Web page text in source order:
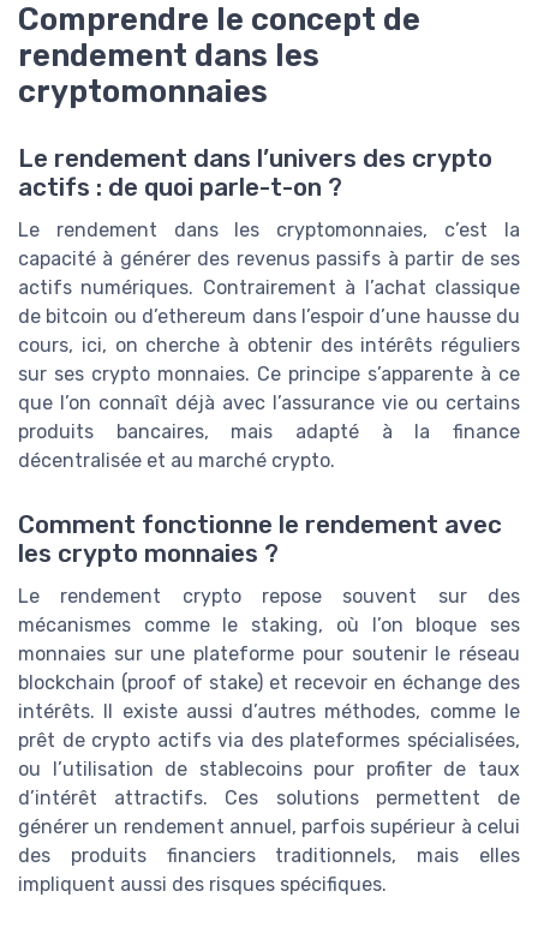
Comprendre le concept de
rendement dans les
cryptomonnaies
Le rendement dans l’univers des crypto
actifs : de quoi parle-t-on ?
Le rendement dans les cryptomonnaies, c’est la
capacité à générer des revenus passifs à partir de ses
actifs numériques. Contrairement à l’achat classique
de bitcoin ou d’ethereum dans l’espoir d’une hausse du
cours, ici, on cherche à obtenir des intérêts réguliers
sur ses crypto monnaies. Ce principe s’apparente à ce
que l’on connaît déjà avec l’assurance vie ou certains
produits bancaires, mais adapté à la finance
décentralisée et au marché crypto.
Comment fonctionne le rendement avec
les crypto monnaies ?
Le rendement crypto repose souvent sur des
mécanismes comme le staking, où l’on bloque ses
monnaies sur une plateforme pour soutenir le réseau
blockchain (proof of stake) et recevoir en échange des
intérêts. Il existe aussi d’autres méthodes, comme le
prêt de crypto actifs via des plateformes spécialisées,
ou l’utilisation de stablecoins pour profiter de taux
d’intérêt attractifs. Ces solutions permettent de
générer un rendement annuel, parfois supérieur à celui
des produits financiers traditionnels, mais elles
impliquent aussi des risques spécifiques.